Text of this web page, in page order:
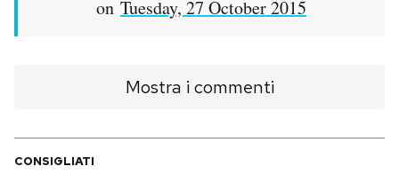
on Tuesday, 27 October 2015
Mostra i commenti
CONSIGLIATI